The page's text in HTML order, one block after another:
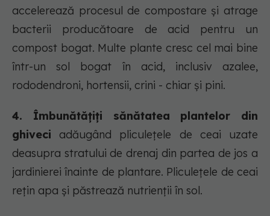
accelerează procesul de compostare și atrage
bacterii producătoare de acid pentru un
compost bogat. Multe plante cresc cel mai bine
într-un sol bogat în acid, inclusiv azalee,
rododendroni, hortensii, crini - chiar și pini.
4. Îmbunătățiți sănătatea plantelor din
ghiveci adăugând pliculețele de ceai uzate
deasupra stratului de drenaj din partea de jos a
jardinierei înainte de plantare. Pliculețele de ceai
rețin apa și păstrează nutrienții în sol.